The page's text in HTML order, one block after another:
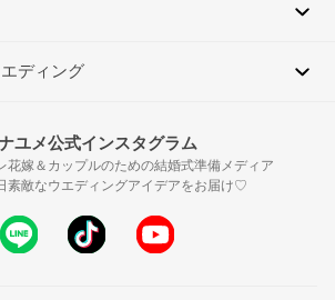
ディング
ユメ公式インスタグラム
花嫁＆カップルのための結婚式準備メディア
素敵なウエディングアイデアをお届け♡